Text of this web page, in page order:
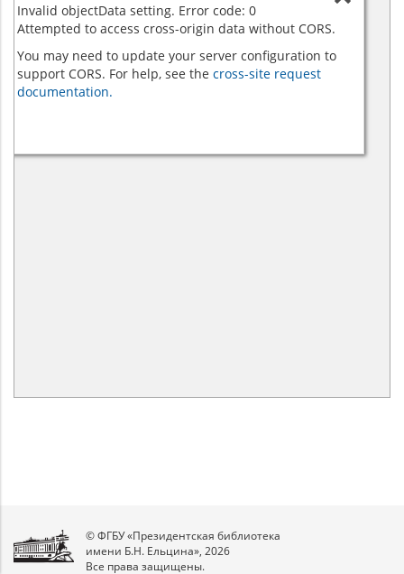
Invalid objectData setting. Error code: 0
Attempted to access cross-origin data without CORS.
You may need to update your server configuration to
support CORS. For help, see the cross-site request
documentation.
© ФГБУ «Президентская библиотека
имени Б.Н. Ельцина», 2026
Все права защищены.